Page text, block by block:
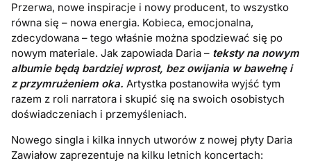
Przerwa, nowe inspiracje i nowy producent, to wszystko
równa się – nowa energia. Kobieca, emocjonalna,
zdecydowana – tego właśnie można spodziewać się po
nowym materiale. Jak zapowiada Daria – teksty na nowym
albumie będą bardziej wprost, bez owijania w bawełnę i
z przymrużeniem oka. Artystka postanowiła wyjść tym
razem z roli narratora i skupić się na swoich osobistych
doświadczeniach i przemyśleniach.
Nowego singla i kilka innych utworów z nowej płyty Daria
Zawiałow zaprezentuje na kilku letnich koncertach: